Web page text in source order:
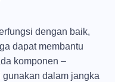
dengan baik,
dapat membantu
komponen –
dalam jangka